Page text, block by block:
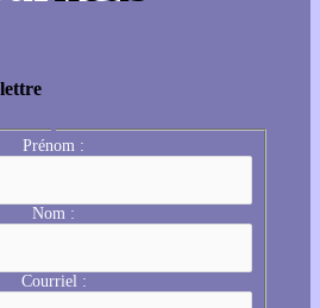
Prénom :
Nom :
Courriel :